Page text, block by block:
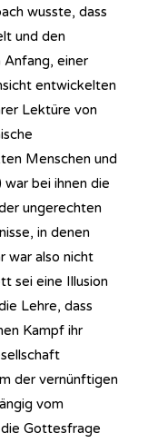
wusste, dass
und den
Anfang, einer
entwickelten
Lektüre von
Menschen und
war bei ihnen die
ungerechten
in denen
war also nicht
sei eine Illusion
Lehre, dass
Kampf ihr
der vernünftigen
vom
Gottesfrage